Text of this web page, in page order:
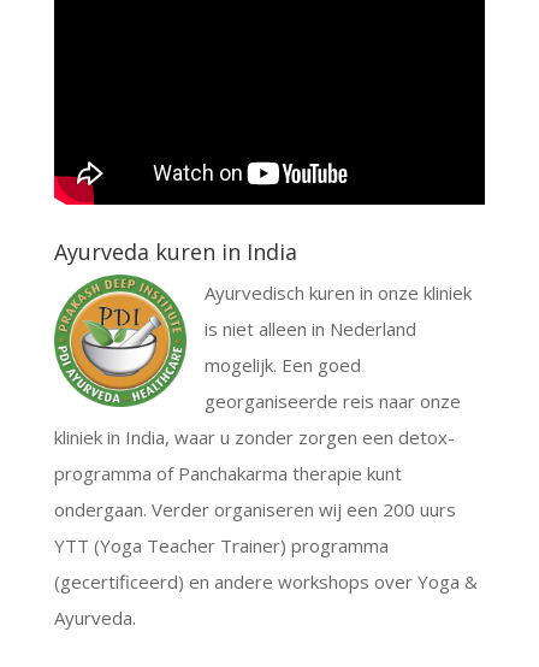
Ayurveda kuren in India
Ayurvedisch kuren in onze kliniek
is niet alleen in Nederland
mogelijk. Een goed
georganiseerde reis naar onze
kliniek in India, waar u zonder zorgen een detox-
programma of Panchakarma therapie kunt
ondergaan. Verder organiseren wij een 200 uurs
YTT (Yoga Teacher Trainer) programma
(gecertificeerd) en andere workshops over Yoga &
Ayurveda.